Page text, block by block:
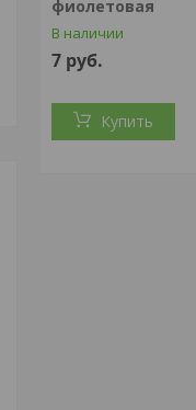
фиолетовая
В наличии
7 руб.
Купить